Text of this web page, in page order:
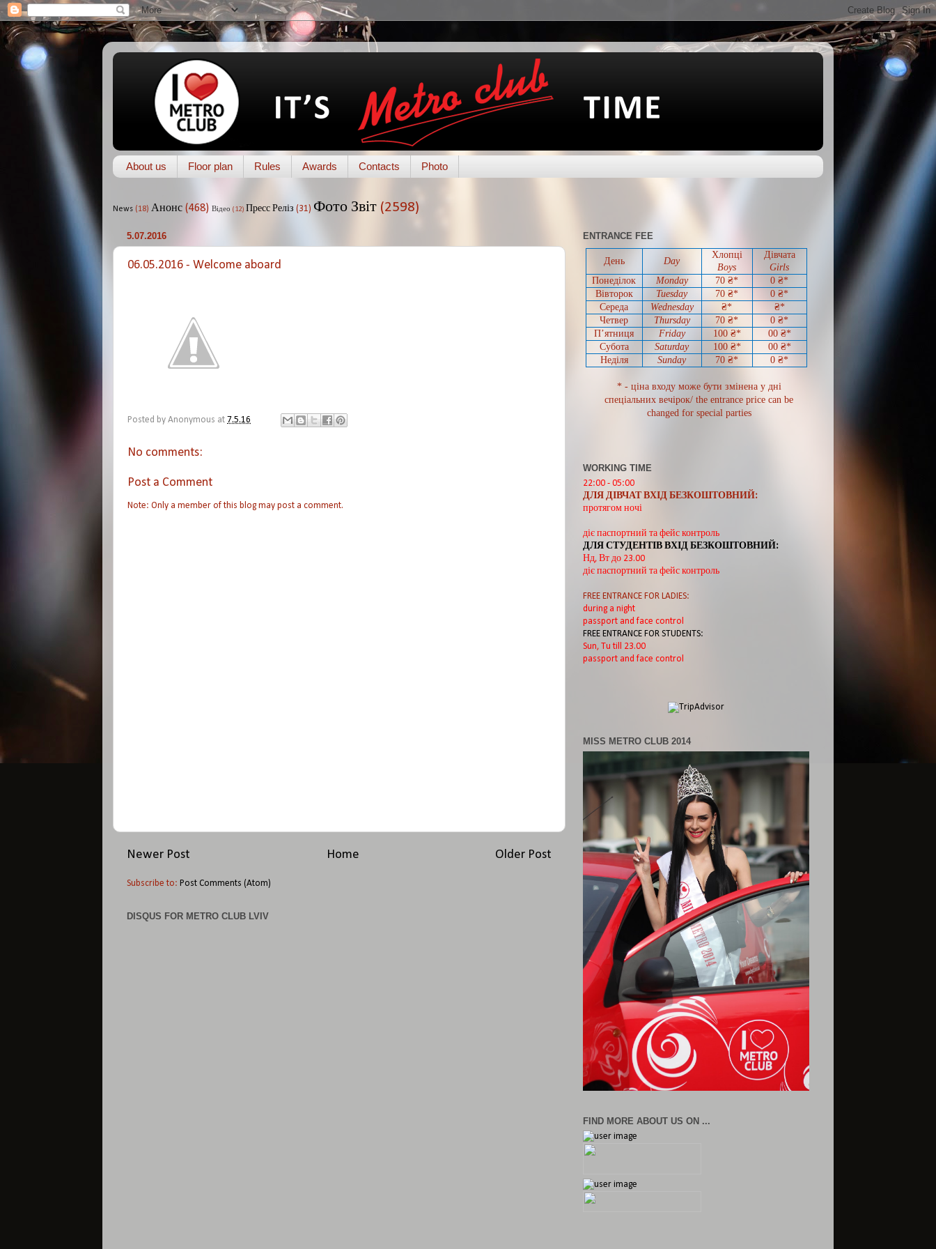
About us Floor plan Rules Awards Contacts Photo
News (18) Анонс (468) Відео (12) Пресс Реліз (31) Фото Звіт (2598)
5.07.2016
06.05.2016 - Welcome aboard
Posted by Anonymous at 7.5.16
No comments:
Post a Comment
Note: Only a member of this blog may post a comment.
Newer Post Older Post
Home
Subscribe to: Post Comments (Atom)
DISQUS FOR METRO CLUB LVIV
ENTRANCE FEE
День Day
Хлопці
Boys
Дівчата
Girls
Понеділок
Monday 70 ₴* 0 ₴*
Вівторок
Tuesday 70 ₴* 0 ₴*
Середа
Wednesday ₴*
₴*
Четвер
Thursday 70 ₴* 0 ₴*
П’ятниця
Friday 100 ₴* 00₴*
Субота
Saturday 100 ₴* 00₴*
Неділя
Sunday 70 ₴* 0 ₴*
* - ціна входу може бути змінена у дні
спеціальних вечірок/ the entrance price can be
changed for special parties
WORKING TIME
22:00 - 05:00
ДЛЯ ДІВЧАТ ВХІД БЕЗКОШТОВНИЙ:
протягом ночі
діє паспортний та фейс контроль
ДЛЯ СТУДЕНТІВ ВХІД БЕЗКОШТОВНИЙ:
Нд, Вт до 23.00
діє паспортний та фейс контроль
FREE ENTRANCE FOR LADIES:
during a night
passport and face control
FREE ENTRANCE FOR STUDENTS:
Sun, Tu till 23.00
passport and face control
MISS METRO CLUB 2014
FIND MORE ABOUT US ON ...